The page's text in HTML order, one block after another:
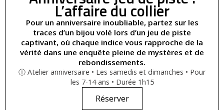
L’affaire du collier
Pour un anniversaire inoubliable, partez sur les
traces d’un bijou volé lors d’un jeu de piste
captivant, où chaque indice vous rapproche de la
vérité dans une enquête pleine de mystères et de
rebondissements.
ⓘ Atelier anniversaire • Les samedis et dimanches • Pour
les 7-14 ans • Durée 1h15
Réserver